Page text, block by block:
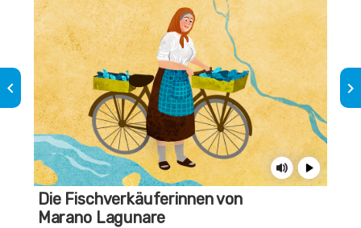
Die Fischverkäuferinnen von
Marano Lagunare
keyboard_arrow_left keyboard_arrow_right